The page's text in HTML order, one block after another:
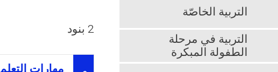
2 بنود
التربية الخاصّة
التربية في مرحلة
الطفولة المبكرة